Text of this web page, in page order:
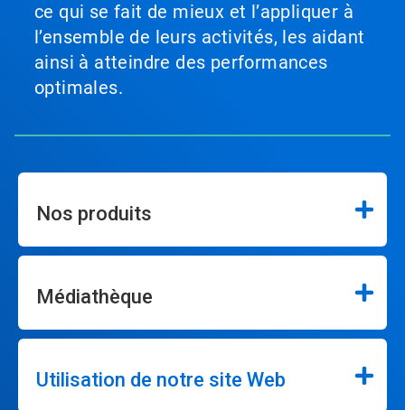
ce qui se fait de mieux et l’appliquer à
l’ensemble de leurs activités, les aidant
ainsi à atteindre des performances
optimales.
Nos produits
Médiathèque
Utilisation de notre site Web